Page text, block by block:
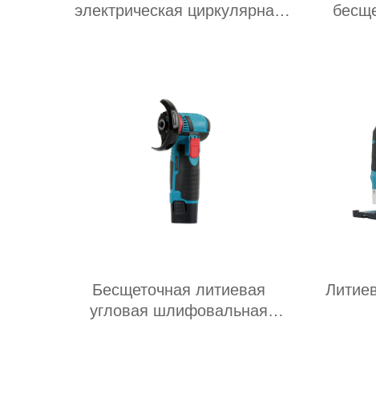
электрическая циркулярная
Бесщеточная литиевая
угловая шлифовальная